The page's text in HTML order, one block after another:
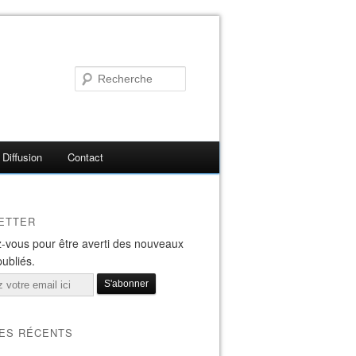
Diffusion Contact
vous pour être averti des nouveaux
RÉCENTS